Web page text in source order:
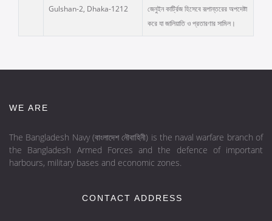
Gulshan-2, Dhaka-1212
জেনুইন কার্ট্রিজ হিসেবে রূপান্তরের অপদেষ্টা
করে যা জালিয়াতি ও প্রতারণার সামিল।
WE ARE
The Bangladesh Navy (বাংলাদেশ নৌবাহিনী) is the naval warfare branch of
the Bangladesh Armed Forces and the defence of important
harbours, military bases and economic zones.
CONTACT ADDRESS